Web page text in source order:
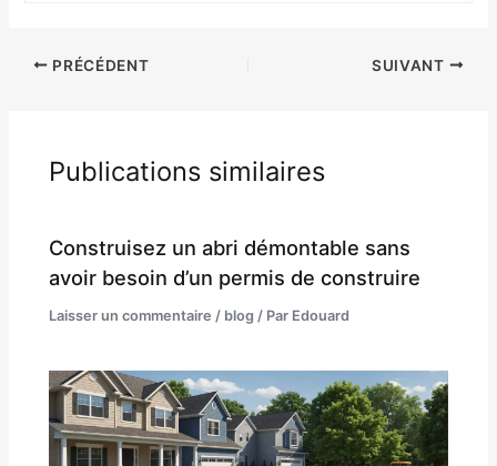
PRÉCÉDENT SUIVANT
Publications similaires
Construisez un abri démontable sans
avoir besoin d’un permis de construire
Laisser un commentaire / blog / Par Edouard